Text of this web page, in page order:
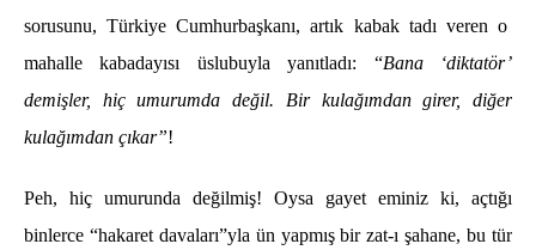
sorusunu, Türkiye Cumhurbaşkanı, artık kabak tadı veren o
mahalle kabadayısı üslubuyla yanıtladı: “Bana ‘diktatör’
demişler, hiç umurumda değil. Bir kulağımdan girer, diğer
kulağımdan çıkar”!
Peh, hiç umurunda değilmiş! Oysa gayet eminiz ki, açtığı
binlerce “hakaret davaları”yla ün yapmış bir zat-ı şahane, bu tür